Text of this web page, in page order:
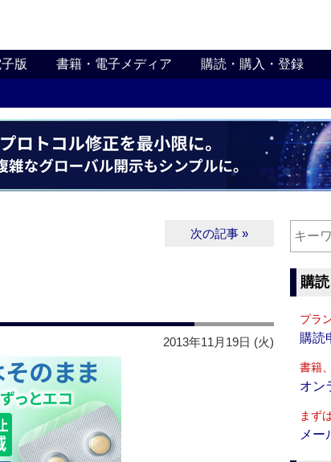
版 書籍・電子メディア 購読・購入・登録
次の記事 »
2013年11月19日 (火)
購
プラ
購読
書籍
オン
まず
メー